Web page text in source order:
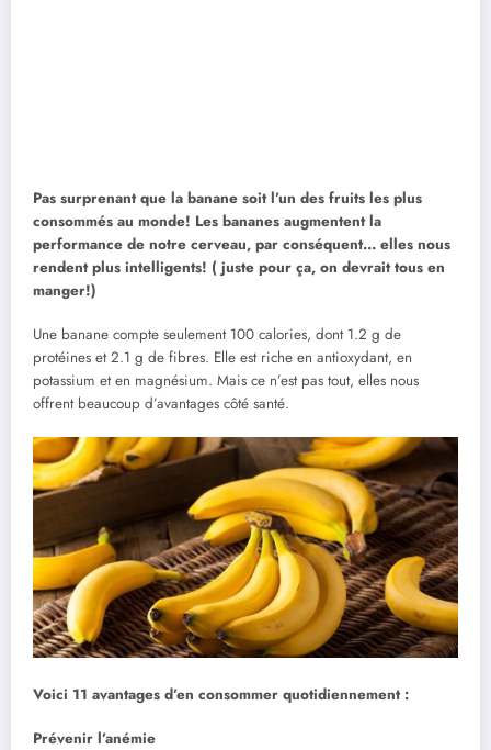
Pas surprenant que la banane soit l’un des fruits les plus
consommés au monde! Les bananes augmentent la
performance de notre cerveau, par conséquent… elles nous
rendent plus intelligents! ( juste pour ça, on devrait tous en
manger!)
Une banane compte seulement 100 calories, dont 1.2 g de
protéines et 2.1 g de fibres. Elle est riche en antioxydant, en
potassium et en magnésium. Mais ce n’est pas tout, elles nous
offrent beaucoup d’avantages côté santé.
Voici 11 avantages d’en consommer quotidiennement :
Prévenir l’anémie